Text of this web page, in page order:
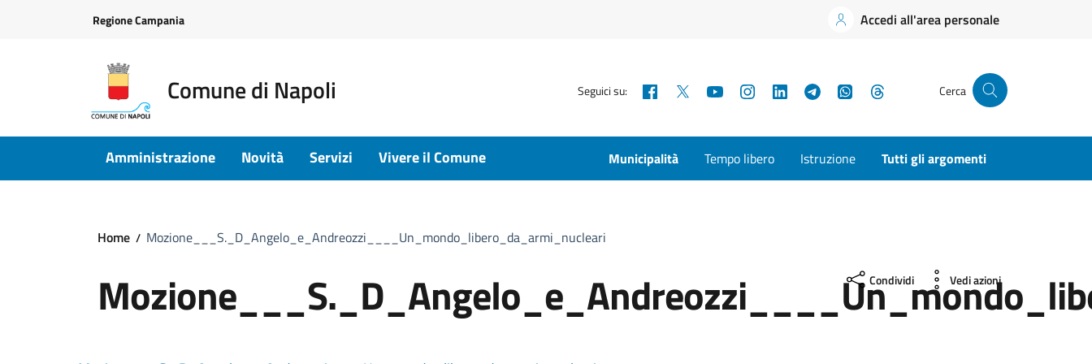
Regione Campania Accedi all'area personale
Comune di Napoli Seguici su: Facebook YouTubeInstagramLinkedInTelegramWhatsApp Cerca
Amministrazione Novità Servizi Vivere il Comune Municipalità Tempo libero Istruzione Tutti gli argomenti
Home Mozione___S._D_Angelo_e_Andreozzi____Un_mondo_libero_da_armi_nucleari
Condividi Vedi azioni